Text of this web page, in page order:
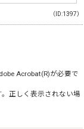
（ID:1397）
Acrobat(R)が必要で
。正しく表示されない場